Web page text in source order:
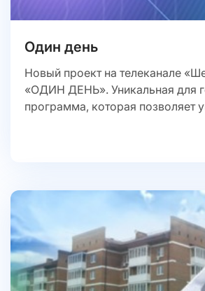
Один день
Новый проект на телеканале
«ОДИН ДЕНЬ». Уникальная для
программа, которая позволяет